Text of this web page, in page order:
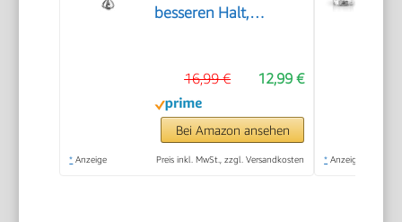
besseren Halt,
PREIS-/LEISTUNGSSIEGER
05/2017, 250 Watt,
HB-111446 Schwarz
12,99 €
16,99 €
Bei Amazon ansehen
* Anzeige Preis inkl. MwSt., zzgl. Versandkosten * Anzeige